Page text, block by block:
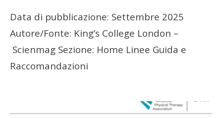
Data di pubblicazione: Settembre 2025
Autore/Fonte: King’s College London –
Scienmag Sezione: Home Linee Guida e
Raccomandazioni